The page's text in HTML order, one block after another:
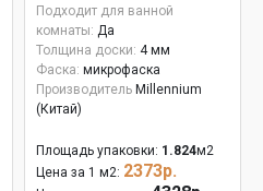
Подходит для ванной
комнаты: Да
Толщина доски: 4 мм
Фаска: микрофаска
Производитель Millennium
(Китай)
Площадь упаковки: 1.824м2
Цена за 1 м2: 2373р.